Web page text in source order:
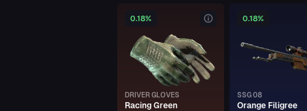
0.18%
DRIVER GLOVES
Racing Green
0.18%
SSG 08
Orange Filigree